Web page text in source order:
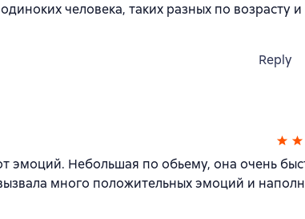
человека, таких разных по возрасту и
Reply
эмоций. Небольшая по обьему, она очень
много положительных эмоций и